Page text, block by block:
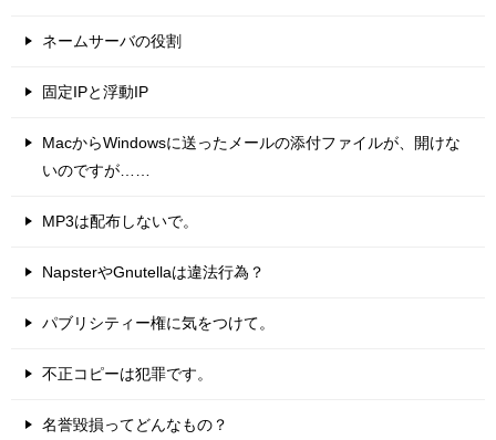
ネームサーバの役割
固定IPと浮動IP
MacからWindowsに送ったメールの添付ファイルが、開けな
いのですが……
MP3は配布しないで。
NapsterやGnutellaは違法行為？
パブリシティー権に気をつけて。
不正コピーは犯罪です。
名誉毀損ってどんなもの？